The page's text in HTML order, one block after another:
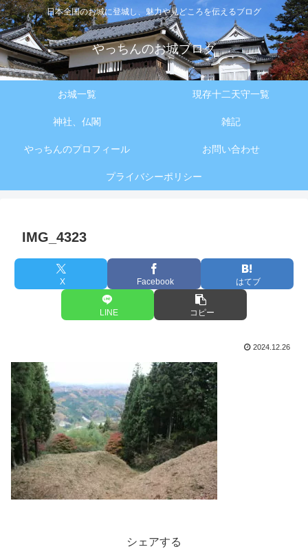
日本全国のお城に登城し、魅力や見どころを伝えるブログ
やっちんのお城ブログ
お城一覧 現存十二天守一覧
神社、仏閣 雑記
やっちんのプロフィール お問い合わせ
プライバシーポリシー
IMG_4323
X Facebook はてブ
LINE コピー
2024.12.26
シェアする